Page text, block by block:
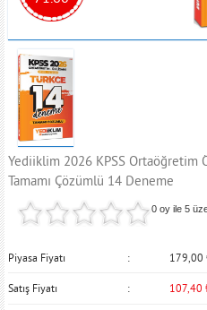
Yediiklim 2026 KPSS Ortaöğretim
Tamamı Çözümlü 14 Deneme
0 oy ile 5
Piyasa Fiyatı 179,00
Satış Fiyatı 107,40